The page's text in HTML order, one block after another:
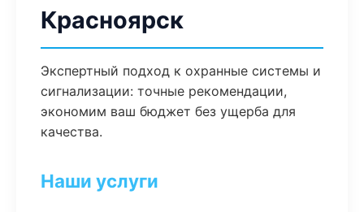
Красноярск
Экспертный подход к охранные системы и
сигнализации: точные рекомендации,
экономим ваш бюджет без ущерба для
качества.
Наши услуги